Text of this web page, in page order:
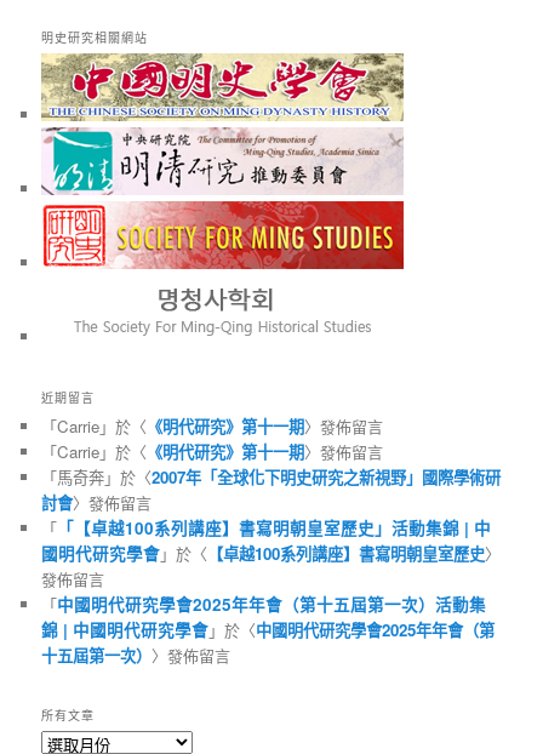
明史研究相關網站
近期留言
「Carrie」於〈 《明代研究》第十一期〉發佈留言
「Carrie」於〈 《明代研究》第十一期〉發佈留言
「馬奇奔」於〈2007年「全球化下明史研究之新視野」國際學術研
討會〉發佈留言
「 「【卓越100系列講座】書寫明朝皇室歷史」活動集錦 | 中
國明代研究學會」於〈 【卓越100系列講座】書寫明朝皇室歷史〉
發佈留言
「中國明代研究學會2025年年會（第十五屆第一次）活動集
錦 | 中國明代研究學會」於〈中國明代研究學會2025年年會（第
十五屆第一次） 〉發佈留言
所有文章
所